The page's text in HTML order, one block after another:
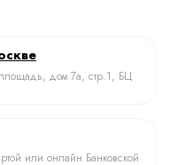
дом 7а, стр.1, БЦ
или онлайн Банковской